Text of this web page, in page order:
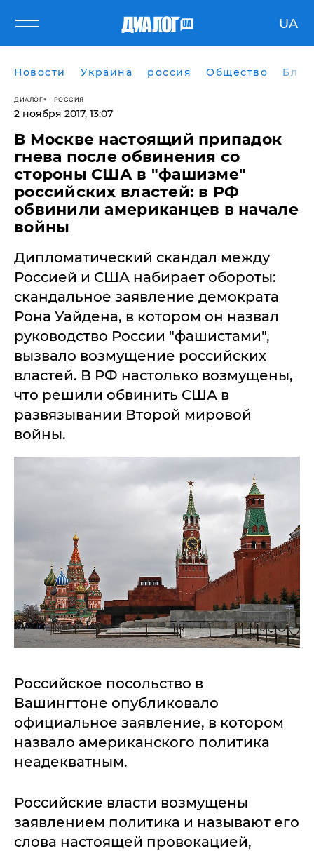
UA
Новости Украина россия Общество
ДИАЛОГ РОССИЯ
2 ноября 2017, 13:07
В Москве настоящий припадок
гнева после обвинения со
стороны США в "фашизме"
российских властей: в РФ
обвинили американцев в начале
войны
​Дипломатический скандал между
Россией и США набирает обороты:
скандальное заявление демократа
Рона Уайдена, в котором он назвал
руководство России "фашистами",
вызвало возмущение российских
властей. В РФ настолько возмущены,
что решили обвинить США в
развязывании Второй мировой
войны.
Российское посольство в
Вашингтоне опубликовало
официальное заявление, в котором
назвало американского политика
неадекватным.
Российские власти возмущены
заявлением политика и называют его
слова настоящей провокацией,